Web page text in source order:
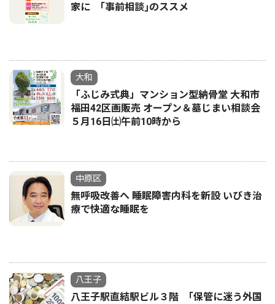
家に ｢事前相談｣のススメ
大和
「ふじみ式典」マンション型納骨堂 大和市
福田42区画販売 オープン＆墓じまい相談会
５月16日㈯午前10時から
中原区
無呼吸改善へ 睡眠障害内科を新設 いびき治
療で快適な睡眠を
八王子
八王子駅直結駅ビル３階 ｢保管に迷う外国